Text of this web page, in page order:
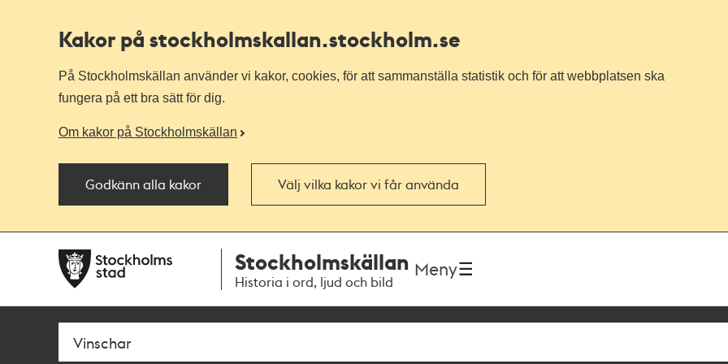
Kakor på stockholmskallan.stockholm.se
På Stockholmskällan använder vi kakor, cookies, för att sammanställa statistik och för att webbplatsen ska
fungera på ett bra sätt för dig.
Om kakor på Stockholmskällan
Godkänn alla kakor Välj vilka kakor vi får använda
navigationen
huvudinnehållet
Stockholmskällan
Historia i ord, ljud och bild
Meny
Sök